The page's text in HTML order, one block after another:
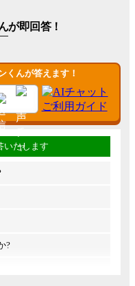
が即回答！
くんが答えます！
?